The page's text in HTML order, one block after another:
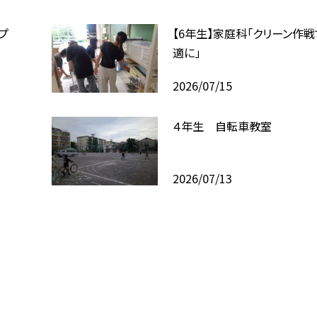
【6年生】家庭科「クリーン作
適に」
2026/07/15
４年生 自転車教室
2026/07/13